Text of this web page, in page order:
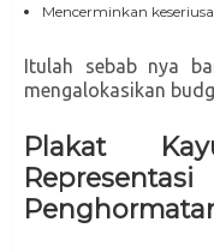
Mencerminkan
Itulah sebab nya
mengalokasikan
Plakat